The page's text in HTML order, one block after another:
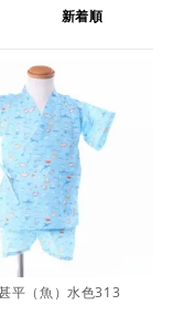
新着順
平（魚）水色313